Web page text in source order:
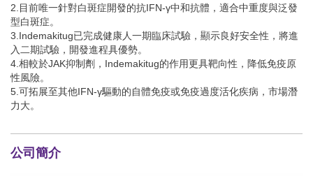
2.目前唯一針對白斑症開發的抗IFN-γ中和抗體，適合中重度與泛發
型白斑症。
3.Indemakitug已完成健康人一期臨床試驗，顯示良好安全性，將進
入二期試驗，開發進程具優勢。
4.相較於JAK抑制劑，Indemakitug的作用更具靶向性，降低免疫原
性風險。
5.可拓展至其他IFN-γ驅動的自體免疫或免疫過度活化疾病，市場潛
力大。
公司簡介